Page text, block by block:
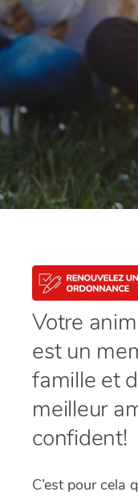
Votre
est un
famille et
meilleur
confident!
C’est pour cela